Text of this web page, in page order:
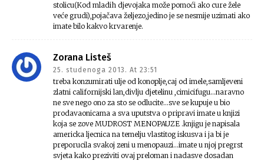
stolicu(Kod mladih djevojaka može pomoći ako cure žele
veće grudi),pojačava željezo,jedino je se nesmije uzimati ako
imate bilo kakvo krvarenje.
Zorana Listeš
25. studenoga 2013. At 23:51
treba konzumirati ulje od konoplje,caj od imele,samljeveni
zlatni californijski lan,divlju djetelinu ,cimicifugu…naravno
ne sve nego ono za sto se odlucite…sve se kupuje u bio
prodavaonicama a sva uputstva o pripravi imate u knjizi
koja se zove MUDROST MENOPAUZE .knjigu je napisala
americka ljecnica na temelju vlastitog iskusva i ja bi je
preporucila svakoj zeni u menopauzi…imate u njoj pregrst
svjeta kako preziviti ovaj preloman i nadasve dosadan